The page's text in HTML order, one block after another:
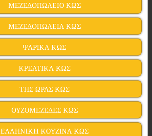
ΜΕΖΕΔΟΠΩΛΕΙΟ ΚΩΣ
ΜΕΖΕΔΟΠΩΛΕΙΑ ΚΩΣ
ΨΑΡΙΚΑ ΚΩΣ
ΚΡΕΑΤΙΚΑ ΚΩΣ
ΤΗΣ ΩΡΑΣ ΚΩΣ
ΟΥΖΟΜΕΖΕΔΕΣ ΚΩΣ
ΕΛΛΗΝΙΚΗ ΚΟΥΖΙΝΑ ΚΩΣ